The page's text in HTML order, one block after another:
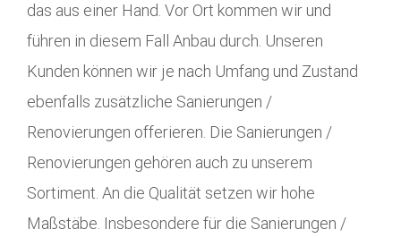
das aus einer Hand. Vor Ort kommen wir und
führen in diesem Fall Anbau durch. Unseren
Kunden können wir je nach Umfang und Zustand
ebenfalls zusätzliche Sanierungen /
Renovierungen offerieren. Die Sanierungen /
Renovierungen gehören auch zu unserem
Sortiment. An die Qualität setzen wir hohe
Maßstäbe. Insbesondere für die Sanierungen /